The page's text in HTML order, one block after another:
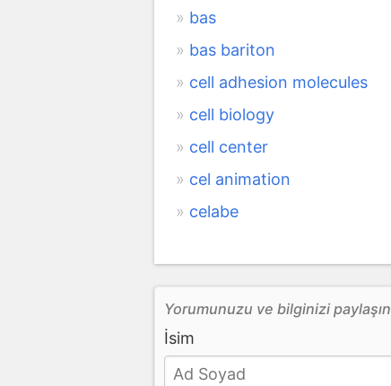
bas
bas bariton
cell adhesion molecules
cell biology
cell center
cel animation
celabe
Yorumunuzu ve bilginizi paylaşın
İsim